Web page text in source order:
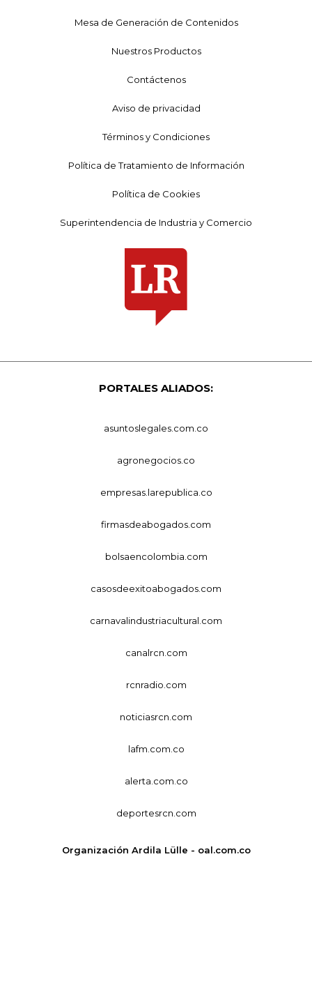
Mesa de Generación de Contenidos
Nuestros Productos
Contáctenos
Aviso de privacidad
Términos y Condiciones
Política de Tratamiento de Información
Política de Cookies
Superintendencia de Industria y Comercio
PORTALES ALIADOS:
asuntoslegales.com.co
agronegocios.co
empresas.larepublica.co
firmasdeabogados.com
bolsaencolombia.com
casosdeexitoabogados.com
carnavalindustriacultural.com
canalrcn.com
rcnradio.com
noticiasrcn.com
lafm.com.co
alerta.com.co
deportesrcn.com
Organización Ardila Lülle - oal.com.co